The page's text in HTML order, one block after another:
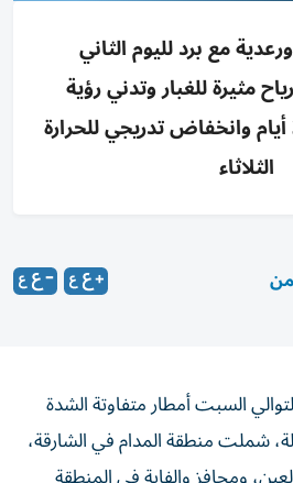
مع برد لليوم الثاني
مثيرة للغبار وتدني رؤية
واستمرار الأمطار 3 أيام وانخفاض تدريجي للحرارة
الثلاثاء
السبت أمطار متفاوتة الشدة
شملت منطقة المدام في الشارقة،